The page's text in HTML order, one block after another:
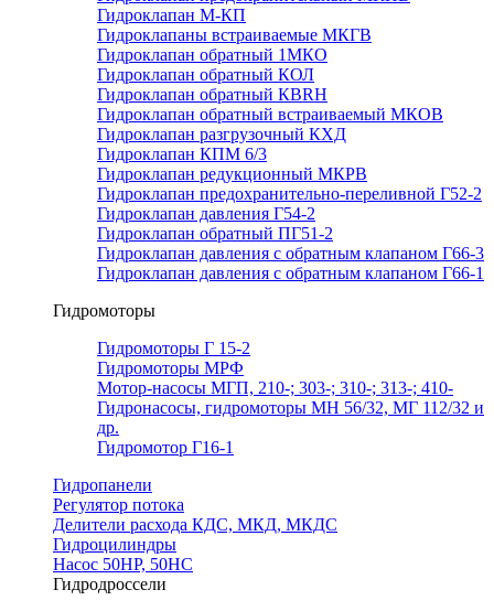
Гидроклапан М-КП
Гидроклапаны встраиваемые МКГВ
Гидроклапан обратный 1МКО
Гидроклапан обратный КОЛ
Гидроклапан обратный КВRН
Гидроклапан обратный встраиваемый МКОВ
Гидроклапан разгрузочный КХД
Гидроклапан КПМ 6/3
Гидроклапан редукционный МКРВ
Гидроклапан предохранительно-переливной Г52-2
Гидроклапан давления Г54-2
Гидроклапан обратный ПГ51-2
Гидроклапан давления с обратным клапаном Г66-3
Гидроклапан давления с обратным клапаном Г66-1
Гидромоторы
Гидромоторы Г 15-2
Гидромоторы МРФ
Мотор-насосы МГП, 210-; 303-; 310-; 313-; 410-
Гидронасосы, гидромоторы МН 56/32, МГ 112/32 и
др.
Гидромотор Г16-1
Гидропанели
Регулятор потока
Делители расхода КДС, МКД, МКДС
Гидроцилиндры
Насос 50НР, 50НС
Гидродроссели